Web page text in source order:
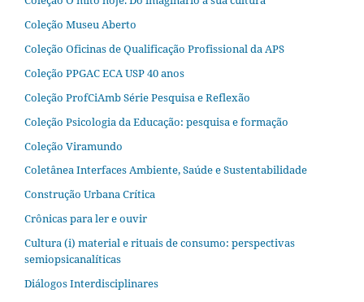
Coleção Museu Aberto
Coleção Oficinas de Qualificação Profissional da APS
Coleção PPGAC ECA USP 40 anos
Coleção ProfCiAmb Série Pesquisa e Reflexão
Coleção Psicologia da Educação: pesquisa e formação
Coleção Viramundo
Coletânea Interfaces Ambiente, Saúde e Sustentabilidade
Construção Urbana Crítica
Crônicas para ler e ouvir
Cultura (i) material e rituais de consumo: perspectivas
semiopsicanalíticas
Diálogos Interdisciplinares